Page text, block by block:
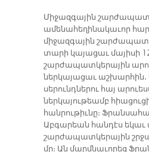
Միջազգային
ամենահեղինակաւոր
միջազգային
տարի կայացաւ մայիսի
շարժապատկերային
ներկայացաւ աշխարհին․
սերունդներու հայ
ներկայութեամբ
հանրութիւնը։
Աբգարեան հանդէս
շարժապատկերային
մը։ Ան մարմնաւորեց